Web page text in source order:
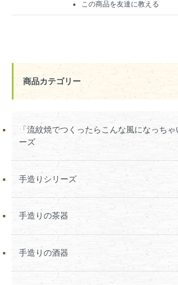
この商品を友達に教える
商品カテゴリー
「流紋焼でつくったらこんな風になっち
ーズ
手造りシリーズ
手造りの茶器
手造りの酒器